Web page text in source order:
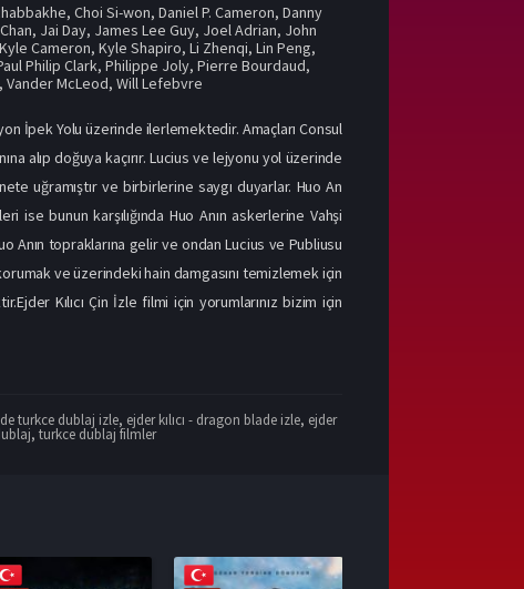
,Choi Si-won,Daniel P. Cameron,Danny
, Jai Day, James Lee Guy, Joel Adrian, John
Kyle Cameron,Kyle Shapiro,Li Zhenqi,Lin Peng,
Philip Clark,Philippe Joly,Pierre Bourdaud,
,Vander McLeod,Will Lefebvre
İpek Yolu üzerinde ilerlemektedir. Amaçları Consul
alıp doğuya kaçırır. Lucius ve lejyonu yol üzerinde
uğramıştır ve birbirlerine saygı duyarlar. Huo An
ise bunun karşılığında Huo Anın askerlerine Vahşi
Anın topraklarına gelir ve ondan Lucius ve Publiusu
ve üzerindeki hain damgasını temizlemek için
Kılıcı Çin İzle filmi için yorumlarınız bizim için
turkce dublaj izle, ejder kılıcı - dragon blade izle, ejder
,turkce dublaj filmler